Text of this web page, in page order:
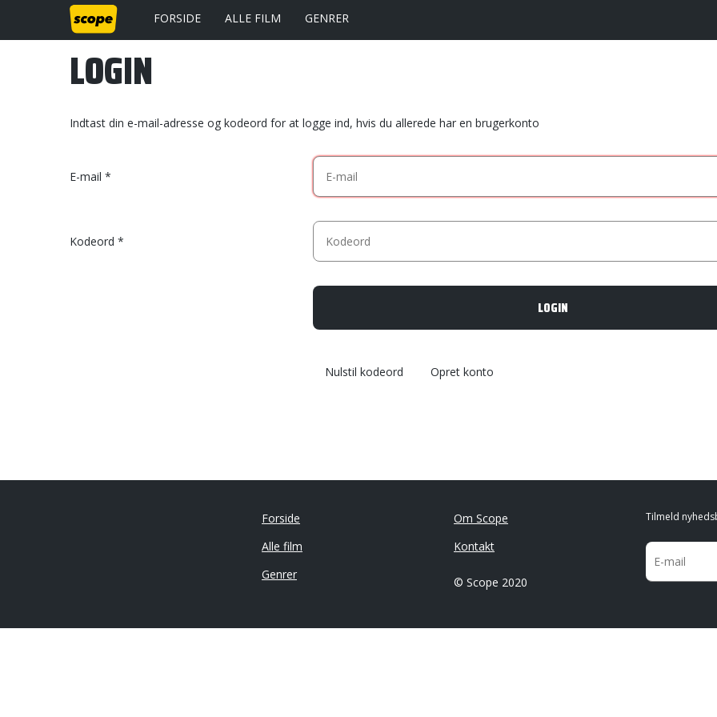
FORSIDE ALLE FILM GENRER
LOGIN
Indtast din e-mail-adresse og kodeord for at logge ind, hvis du allerede har en brugerkonto
E-mail
Kodeord
Nulstil kodeord Opret konto
Forside
Alle film
Genrer
Om Scope
Kontakt
© Scope 2020
Tilmeld